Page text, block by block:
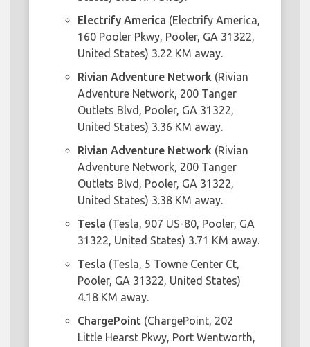
Electrify America (Electrify America,
160 Pooler Pkwy, Pooler, GA 31322,
United States) 3.22 KM away.
Rivian Adventure Network (Rivian
Adventure Network, 200 Tanger
Outlets Blvd, Pooler, GA 31322,
United States) 3.36 KM away.
Rivian Adventure Network (Rivian
Adventure Network, 200 Tanger
Outlets Blvd, Pooler, GA 31322,
United States) 3.38 KM away.
Tesla (Tesla, 907 US-80, Pooler, GA
31322, United States) 3.71 KM away.
Tesla (Tesla, 5 Towne Center Ct,
Pooler, GA 31322, United States)
4.18 KM away.
ChargePoint (ChargePoint, 202
Little Hearst Pkwy, Port Wentworth,